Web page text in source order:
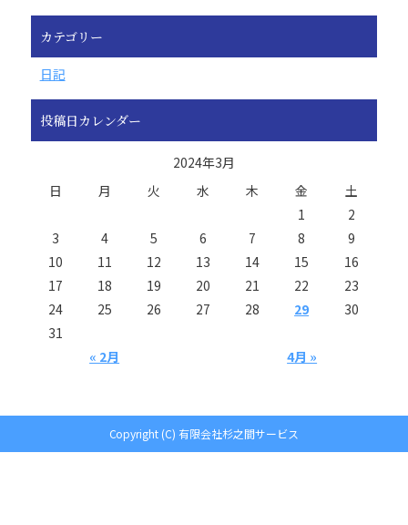
カテゴリー
日記
投稿日カレンダー
2024年3月
日
月 火 水 木 金 土
« 2月 4月 »
1
2
3
4 5 6 7 8
9
10
11 12 13 14 15
16
17
18 19 20 21 22
23
24
25 26 27 28 29
30
31
Copyright (C) 有限会社杉之間サービス